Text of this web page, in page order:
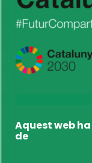
Aquest web
de